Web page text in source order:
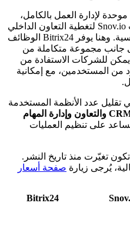
لإدارة العمل بالكامل،
فقد تحتاج إلى أدوات إضافية بجانب Snov.io لتغطية التعاون الداخلي
وإدارة المشاريع والاتصالات المؤسسية. وهنا يوفر Bitrix24 الوظائف
جانب مجموعة متكاملة من
يمكن للشركات الاستفادة من
المستخدمين، مع إمكانية
عدد الأنظمة المستخدمة
يجمع CRM والتعاون وإدارة المهام
على تنظيم العمليات
تغيّرت منذ تاريخ النشر.
يُرجى زيارة صفحة أسعار
Bitrix24